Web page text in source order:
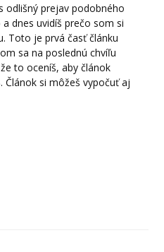
odlišný prejav podobného
dnes uvidíš prečo som si
Toto je prvá časť článku
sa na poslednú chvíľu
to oceníš, aby článok
Článok si môžeš vypočuť aj